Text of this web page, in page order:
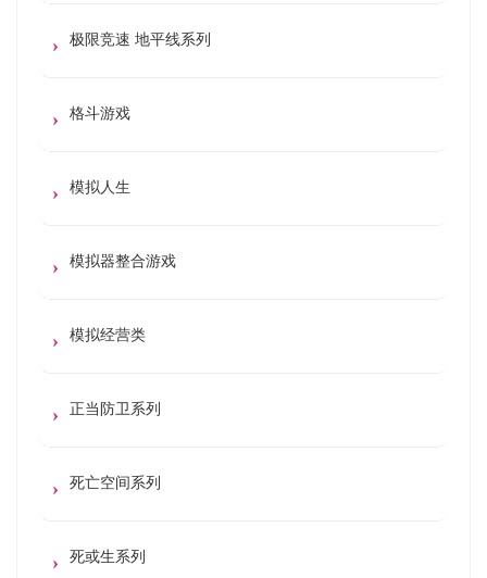
极限竞速 地平线系列
格斗游戏
模拟人生
模拟器整合游戏
模拟经营类
正当防卫系列
死亡空间系列
死或生系列